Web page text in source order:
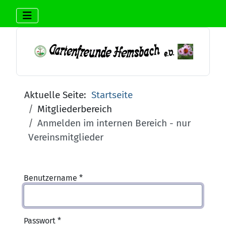
Aktuelle Seite: Startseite
Mitgliederbereich
Anmelden im internen Bereich - nur
Vereinsmitglieder
Benutzername *
Passwort *